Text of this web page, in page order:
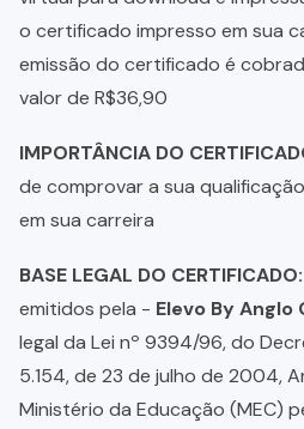
o certificado impresso em sua
emissão do certificado é
valor de R$36,90
IMPORTÂNCIA DO
de comprovar a sua
em sua carreira
BASE LEGAL DO CERTIFICADO:
emitidos pela - Elevo By Anglo
legal da Lei nº 9394/96, do
5.154, de 23 de julho de 2004,
Ministério da Educação (MEC)